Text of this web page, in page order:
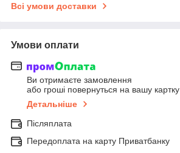
Всі умови доставки
Умови оплати
Ви отримаєте замовлення
або гроші повернуться на вашу картку
Детальніше
Післяплата
Передоплата на карту Приватбанку